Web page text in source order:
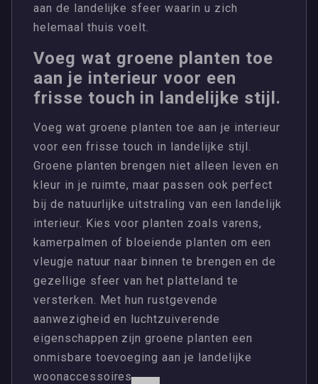
aan de landelijke sfeer waarin u zich
helemaal thuis voelt.
Voeg wat groene planten toe
aan je interieur voor een
frisse touch in landelijke stijl.
Voeg wat groene planten toe aan je interieur
voor een frisse touch in landelijke stijl.
Groene planten brengen niet alleen leven en
kleur in je ruimte, maar passen ook perfect
bij de natuurlijke uitstraling van een landelijk
interieur. Kies voor planten zoals varens,
kamerpalmen of bloeiende planten om een
vleugje natuur naar binnen te brengen en de
gezellige sfeer van het platteland te
versterken. Met hun rustgevende
aanwezigheid en luchtzuiverende
eigenschappen zijn groene planten een
onmisbare toevoeging aan je landelijke
woonaccessoires.